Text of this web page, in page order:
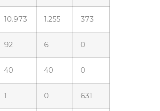
10.973 1.255 373
92 6 0
40 40 0
1 0 631